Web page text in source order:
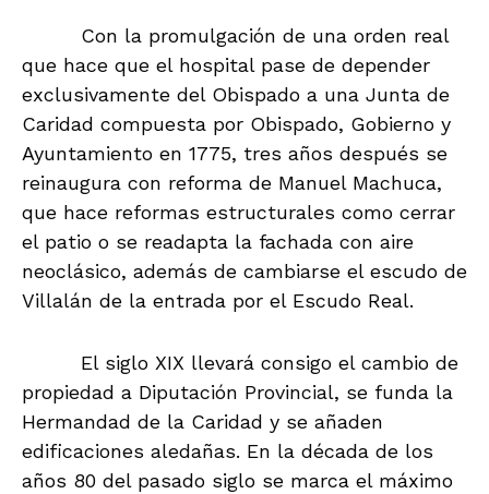
Con la promulgación de una orden real
que hace que el hospital pase de depender
exclusivamente del Obispado a una Junta de
Caridad compuesta por Obispado, Gobierno y
Ayuntamiento en 1775, tres años después se
reinaugura con reforma de Manuel Machuca,
que hace reformas estructurales como cerrar
el patio o se readapta la fachada con aire
neoclásico, además de cambiarse el escudo de
Villalán de la entrada por el Escudo Real.
El siglo XIX llevará consigo el cambio de
propiedad a Diputación Provincial, se funda la
Hermandad de la Caridad y se añaden
edificaciones aledañas. En la década de los
años 80 del pasado siglo se marca el máximo